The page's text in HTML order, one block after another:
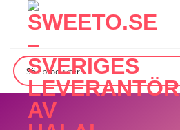
content